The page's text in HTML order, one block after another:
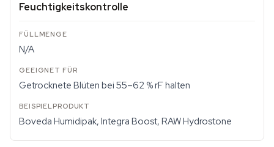
Feuchtigkeitskontrolle
N/A
Getrocknete Blüten bei 55–62 % rF halten
Boveda Humidipak, Integra Boost, RAW Hydrostone